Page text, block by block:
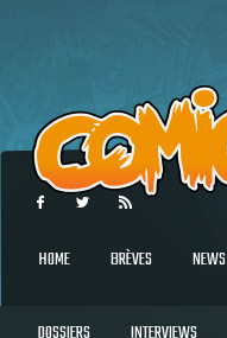
HOME BRÈVES NEWS